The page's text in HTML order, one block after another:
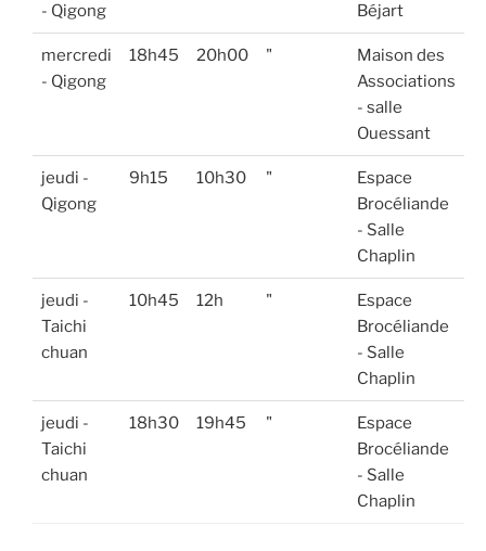
- Qigong
Béjart
mercredi
- Qigong
18h45 20h00 "
Maison des
Associations
- salle
Ouessant
jeudi -
Qigong
9h15 10h30 "
Espace
Brocéliande
- Salle
Chaplin
jeudi -
Taichi
chuan
10h45 12h "
Espace
Brocéliande
- Salle
Chaplin
jeudi -
Taichi
chuan
18h30 19h45 "
Espace
Brocéliande
- Salle
Chaplin